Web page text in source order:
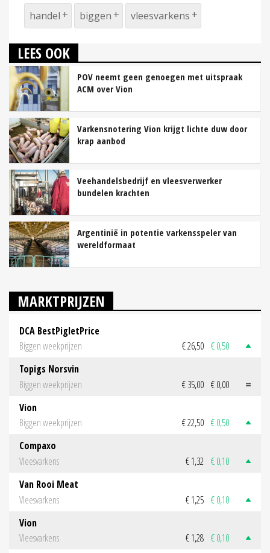
handel biggen vleesvarkens
LEES OOK
POV neemt geen genoegen met uitspraak
ACM over Vion
Varkensnotering Vion krijgt lichte duw door
krap aanbod
Veehandelsbedrijf en vleesverwerker
bundelen krachten
Argentinië in potentie varkensspeler van
wereldformaat
MARKTPRIJZEN
DCA BestPigletPrice
Biggen weekprijzen
€ 26,50 € 0,50
Topigs Norsvin
Biggen weekprijzen
€ 35,00 € 0,00
Vion
Biggen weekprijzen
€ 22,50 € 0,50
Compaxo
Vleesvarkens
€ 1,32 € 0,10
Van Rooi Meat
Vleesvarkens
€ 1,25 € 0,10
Vion
Vleesvarkens
€ 1,28 € 0,10